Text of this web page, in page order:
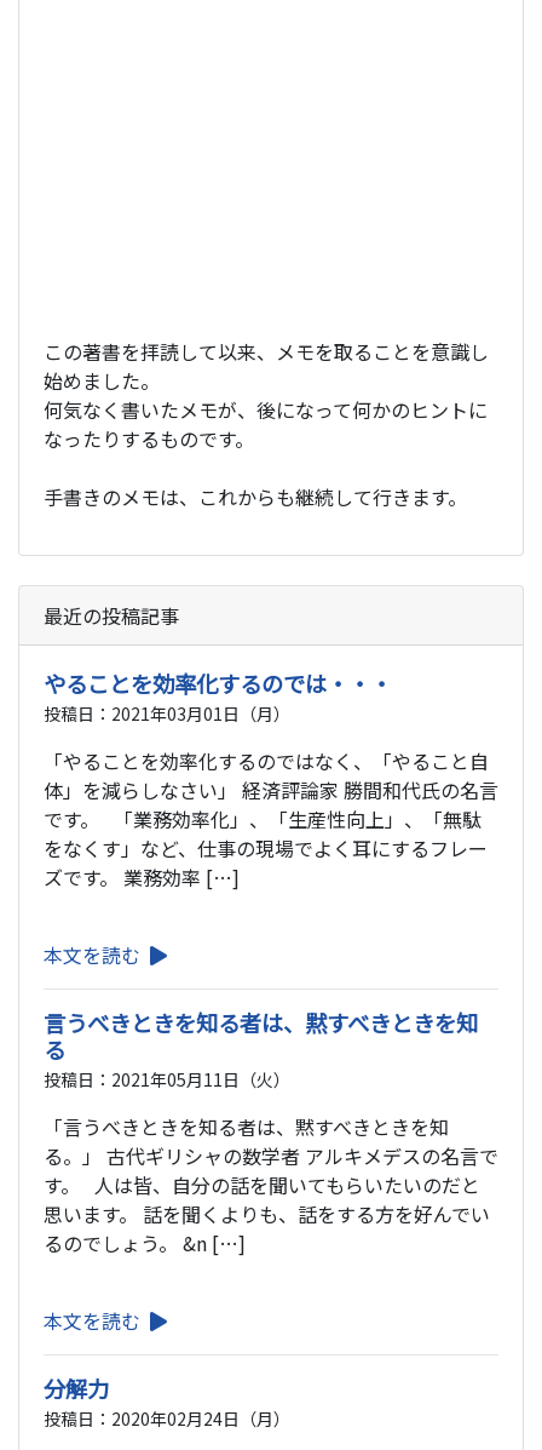
この著書を拝読して以来、メモを取ることを意識し
始めました。
何気なく書いたメモが、後になって何かのヒントに
なったりするものです。
手書きのメモは、これからも継続して行きます。
最近の投稿記事
やることを効率化するのでは・・・
投稿日：2021年03月01日（月）
「やることを効率化するのではなく、「やること自
体」を減らしなさい」 経済評論家 勝間和代氏の名言
です。 「業務効率化」、「生産性向上」、「無駄
をなくす」など、仕事の現場でよく耳にするフレー
ズです。 業務効率 […]
本文を読む
言うべきときを知る者は、黙すべきときを知
る
投稿日：2021年05月11日（火）
「言うべきときを知る者は、黙すべきときを知
る。」 古代ギリシャの数学者 アルキメデスの名言で
す。 人は皆、自分の話を聞いてもらいたいのだと
思います。 話を聞くよりも、話をする方を好んでい
るのでしょう。 &n […]
本文を読む
分解力
投稿日：2020年02月24日（月）